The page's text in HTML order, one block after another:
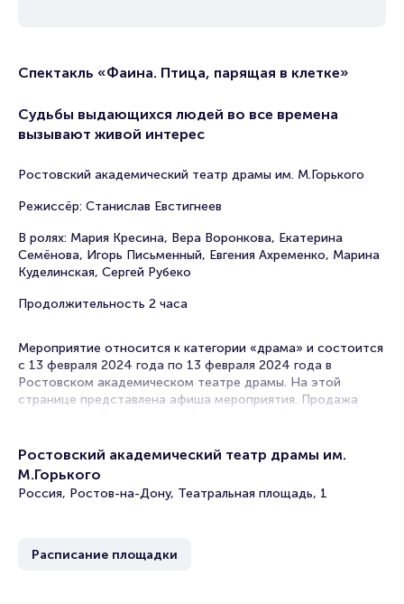
Спектакль «Фаина. Птица, парящая в клетке»
Судьбы выдающихся людей во все времена
вызывают живой интерес
Ростовский академический театр драмы им. М.Горького
Режиссёр: Станислав Евстигнеев
В ролях: Мария Кресина, Вера Воронкова, Екатерина
Семёнова, Игорь Письменный, Евгения Ахременко, Марина
Куделинская, Сергей Рубеко
Продолжительность 2 часа
Мероприятие относится к категории «драма» и состоится
с 13 февраля 2024 года по 13 февраля 2024 года в
Ростовском академическом театре драмы. На этой
странице представлена афиша мероприятия. Продажа
единственная возможность достать билет на драму.
Билеты на спектакль «Фаина. Птица, парящая в
клетке»
продажи билетов на мероприятия разного формата.
Ростовский академический театр драмы им.
М.Горького
Россия, Ростов-на-Дону, Театральная площадь, 1
Расписание площадки